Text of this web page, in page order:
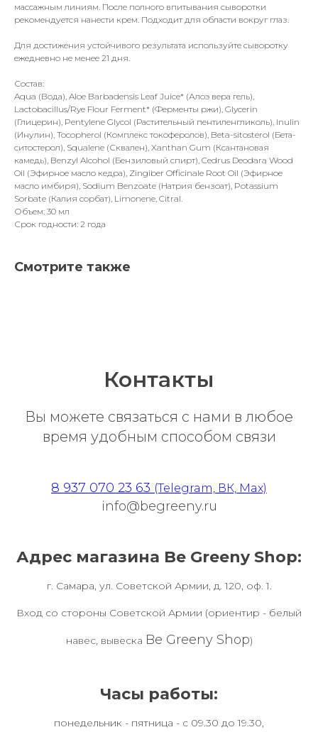
массажным линиям. После полного впитывания сыворотки
рекомендуется нанести крем. Подходит для области вокруг глаз.
Для достижения устойчивого результата используйте сыворотку
ежедневно не менее 21 дня.
Состав:
Aqua (Вода), Aloe Barbadensis Leaf Juice* (Алоэ вера гель),
Lactobacillus/Rye Flour Ferment* (Ферменты ржи), Glycerin
(Глицерин), Pentylene Glycol (Растительный пентиленгликоль), Inulin
(Инулин), Tocopherol (Комплекс токоферолов), Beta-sitosterol (Бета-
ситостерол), Squalene (Сквален), Xanthan Gum (Ксантановая
камедь), Benzyl Alcohol (Бензиловый спирт), Cedrus Deodara Wood
Oil (Эфирное масло кедра), Zingiber Officinale Root Oil (Эфирное
масло имбиря), Sodium Benzoate (Натрия бензоат), Potassium
Sorbate (Калия сорбат), Limonene, Citral.
Объем: 30 мл
Срок годности: 2 года
Смотрите также
Контакты
Вы можете связаться с нами в любое
время удобным способом связи
8 937 070 23 63 (Telegram, ВК, Max)
info@begreeny.ru
Адрес магазина Be Greeny Shop:
г. Самара, ул. Советской Армии, д. 120, оф. 1.
Вход со стороны Советской Армии (ориентир - белый
навес, вывеска Be Greeny Shop)
Часы работы:
понедельник - пятница - с 09.30 до 19.30,